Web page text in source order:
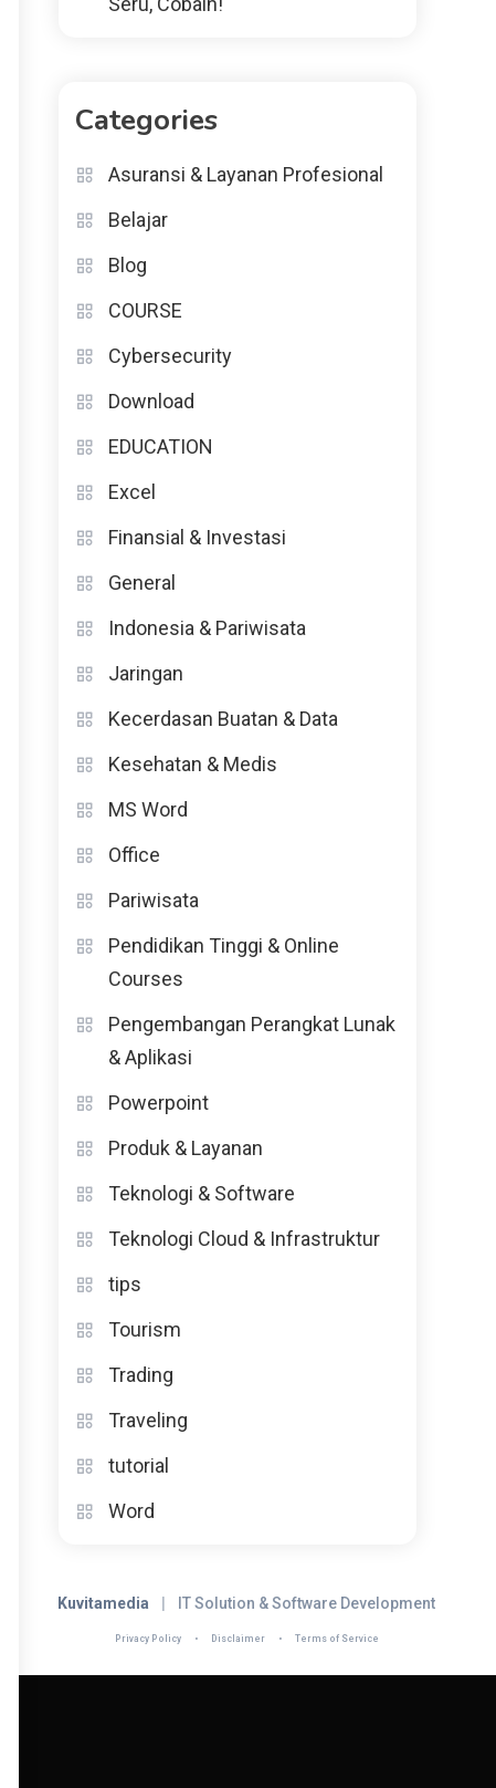
Categories
Asuransi & Layanan Profesional
Belajar
Blog
COURSE
Cybersecurity
Download
EDUCATION
Excel
Finansial & Investasi
General
Indonesia & Pariwisata
Jaringan
Kecerdasan Buatan & Data
Kesehatan & Medis
MS Word
Office
Pariwisata
Pendidikan Tinggi & Online
Courses
Pengembangan Perangkat Lunak
& Aplikasi
Powerpoint
Produk & Layanan
Teknologi & Software
Teknologi Cloud & Infrastruktur
tips
Tourism
Trading
Traveling
tutorial
Word
Kuvitamedia IT Solution & Software Development
Privacy Policy • Disclaimer • Terms of Service